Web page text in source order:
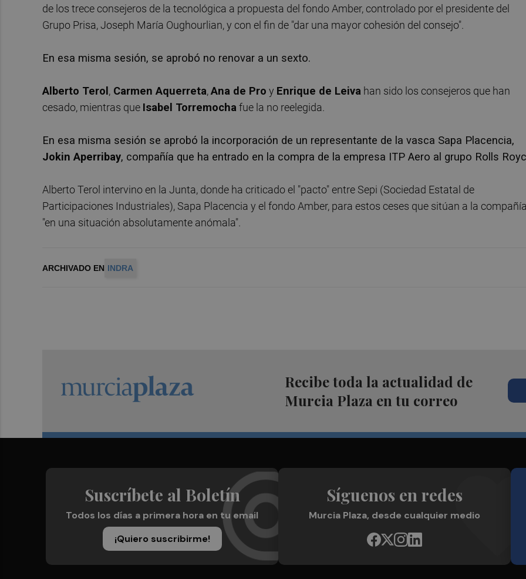
de los trece consejeros de la tecnológica a propuesta del fondo Amber, controlado por el presidente del
Grupo Prisa, Joseph María Oughourlian, y con el fin de "dar una mayor cohesión del consejo".
En esa misma sesión, se aprobó no renovar a un sexto.
Alberto Terol , Carmen Aquerreta,Ana de Pro y Enrique de Leiva han sido los consejeros que han
cesado, mientras que Isabel Torremochafue la no reelegida.
En esa misma sesión se aprobó la incorporación de un representante de la vasca Sapa Placencia,
Jokin Aperribay, compañía que ha entrado en la compra de la empresa ITP Aero al grupo Rolls
Alberto Terol intervino en la Junta, donde ha criticado el "pacto" entre Sepi (Sociedad Estatal de
Participaciones Industriales), Sapa Placencia y el fondo Amber, para estos ceses que sitúan a la compañía
"en una situación absolutamente anómala".
ARCHIVADO EN INDRA
Recibe toda la actualidad de
Murcia Plaza en tu correo
Suscríbete al Boletín
Todos los días a primera hora en tu email
¡Quiero suscribirme!
Síguenos en redes
Murcia Plaza, desde cualquier medio